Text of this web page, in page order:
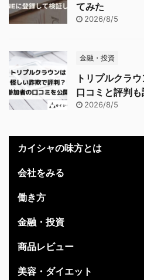
てみた
2026/8/5
金融・投資
トリプルクラ
口コミと評判
2026/8/5
カイシャの味方とは
会社をみる
働き方
金融・投資
商品レビュー
美容・ダイエット